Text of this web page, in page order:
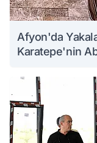
Afyon'da
Karatepe'nin